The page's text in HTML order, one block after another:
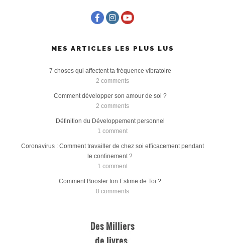
7 choses qui affectent ta fréquence vibratoire
2 comments
Comment développer son amour de soi ?
2 comments
Définition du Développement personnel
1 comment
Coronavirus : Comment travailler de chez soi efficacement pendant
le confinement ?
1 comment
Comment Booster ton Estime de Toi ?